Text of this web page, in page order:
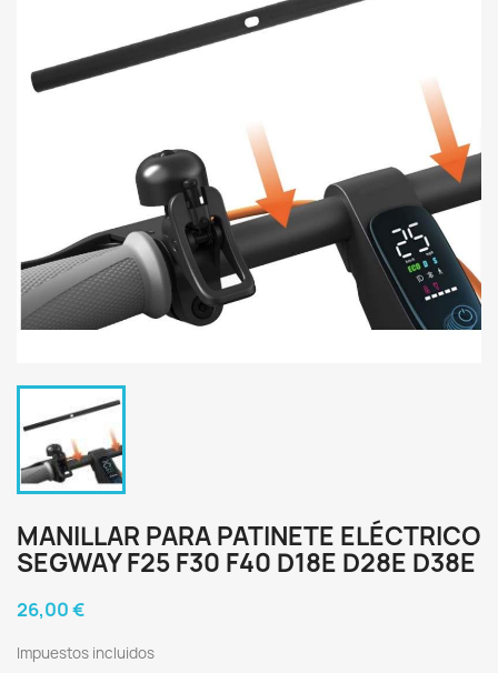
MANILLAR PARA PATINETE ELÉCTRICO
SEGWAY F25 F30 F40 D18E D28E D38E
26,00 €
Impuestos incluidos